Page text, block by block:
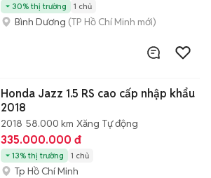
30% thị trường 1 chủ
Bình Dương (TP Hồ Chí Minh mới)
Honda Jazz 1.5 RS cao cấp nhập khẩu
2018
2018 58.000 km Xăng Tự động
335.000.000 đ
13% thị trường 1 chủ
Tp Hồ Chí Minh